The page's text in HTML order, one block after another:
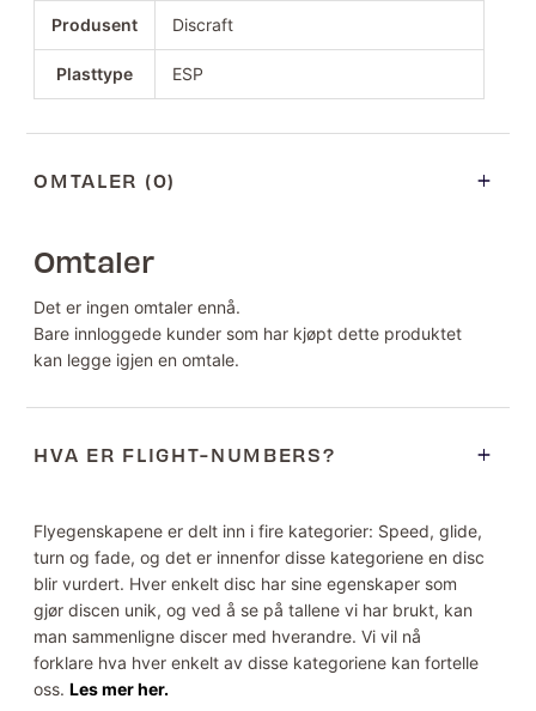
Produsent Discraft
Plasttype ESP
OMTALER (0)
Omtaler
Det er ingen omtaler ennå.
Bare innloggede kunder som har kjøpt dette produktet
kan legge igjen en omtale.
HVA ER FLIGHT-NUMBERS?
Flyegenskapene er delt inn i fire kategorier: Speed, glide,
turn og fade, og det er innenfor disse kategoriene en disc
blir vurdert. Hver enkelt disc har sine egenskaper som
gjør discen unik, og ved å se på tallene vi har brukt, kan
man sammenligne discer med hverandre. Vi vil nå
forklare hva hver enkelt av disse kategoriene kan fortelle
oss.Les mer her.